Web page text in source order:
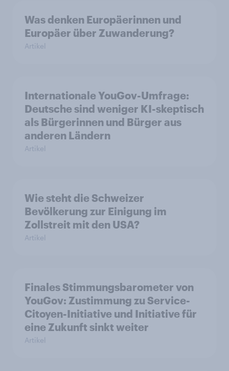
Was denken Europäerinnen und
Europäer über Zuwanderung?
Artikel
Internationale YouGov-Umfrage:
Deutsche sind weniger KI-skeptisch
als Bürgerinnen und Bürger aus
anderen Ländern
Artikel
Wie steht die Schweizer
Bevölkerung zur Einigung im
Zollstreit mit den USA?
Artikel
Finales Stimmungsbarometer von
YouGov: Zustimmung zu Service-
Citoyen-Initiative und Initiative für
eine Zukunft sinkt weiter
Artikel